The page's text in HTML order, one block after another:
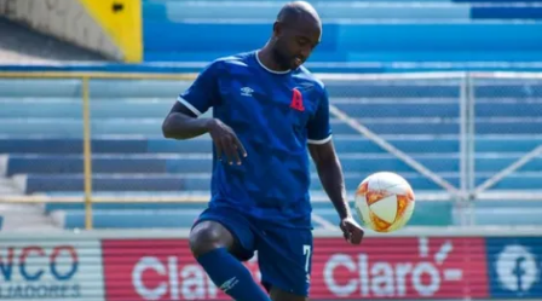
Política Editorial
Ad Choices
Fútbol Centroamérica, al igual que Futbol Sites, es
una compañía perteneciente a Better Collective.
Todos los derechos reservados.